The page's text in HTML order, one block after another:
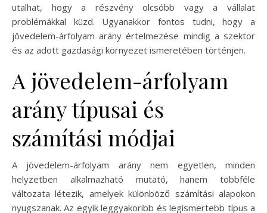
utalhat, hogy a részvény olcsóbb vagy a vállalat
problémákkal küzd. Ugyanakkor fontos tudni, hogy a
jövedelem-árfolyam arány értelmezése mindig a szektor
és az adott gazdasági környezet ismeretében történjen.
A jövedelem-árfolyam
arány típusai és
számítási módjai
A jövedelem-árfolyam arány nem egyetlen, minden
helyzetben alkalmazható mutató, hanem többféle
változata létezik, amelyek különböző számítási alapokon
nyugszanak. Az egyik leggyakoribb és legismertebb típus a